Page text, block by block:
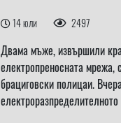
14 юли 2497
Двама мъже, извършили
електропреносната мрежа,
брациговски полицаи.